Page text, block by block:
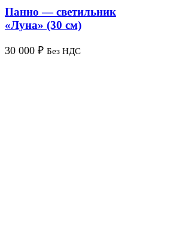
Панно — светильник
«Луна» (30 см)
30 000 ₽ Без НДС